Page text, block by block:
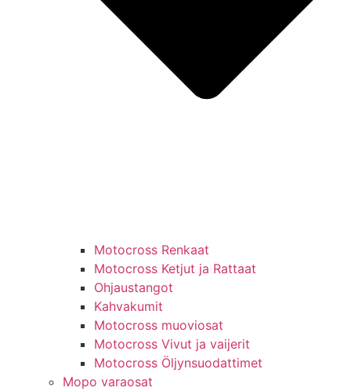
Motocross Renkaat
Motocross Ketjut ja Rattaat
Ohjaustangot
Kahvakumit
Motocross muoviosat
Motocross Vivut ja vaijerit
Motocross Öljynsuodattimet
Mopo varaosat